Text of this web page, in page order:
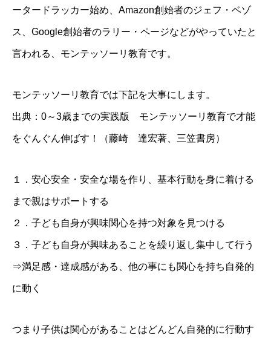
ータードラッカー始め、Amazon創始者のジェフ・ベゾ
ス、Google創始者のラリー・ページなどがやっていたと
言われる、モンテッソーリ教育です。
モンテッソーリ教育では下記を大事にします。
出典：0～3歳までの実践版 モンテッソーリ教育で才能
をぐんぐん伸ばす！（藤崎 達宏著、三笠書房）
１．安心安全・安全な場を作り、基本行動を身に着ける
まで親はサポートする
２．子ども自身が興味関心を持つ対象を見つける
３．子ども自身が興味あることを繰り返し集中して行う
⇒満足感・達成感がある、他の事にも関心を持ち自発的
に動く
つまり子供は関心があることはどんどん自発的に行動す